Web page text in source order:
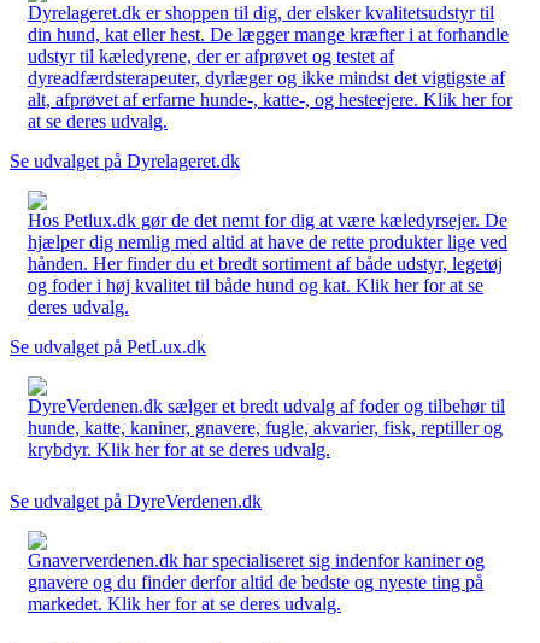
Dyrelageret.dk er shoppen til dig, der elsker kvalitetsudstyr til
din hund, kat eller hest. De lægger mange kræfter i at forhandle
udstyr til kæledyrene, der er afprøvet og testet af
dyreadfærdsterapeuter, dyrlæger og ikke mindst det vigtigste af
alt, afprøvet af erfarne hunde-, katte-, og hesteejere. Klik her for
at se deres udvalg.
Se udvalget på Dyrelageret.dk
Hos Petlux.dk gør de det nemt for dig at være kæledyrsejer. De
hjælper dig nemlig med altid at have de rette produkter lige ved
hånden. Her finder du et bredt sortiment af både udstyr, legetøj
og foder i høj kvalitet til både hund og kat. Klik her for at se
deres udvalg.
Se udvalget på PetLux.dk
DyreVerdenen.dk sælger et bredt udvalg af foder og tilbehør til
hunde, katte, kaniner, gnavere, fugle, akvarier, fisk, reptiller og
krybdyr. Klik her for at se deres udvalg.
Se udvalget på DyreVerdenen.dk
Gnaververdenen.dk har specialiseret sig indenfor kaniner og
gnavere og du finder derfor altid de bedste og nyeste ting på
markedet. Klik her for at se deres udvalg.